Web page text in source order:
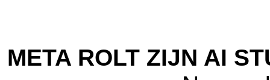
META ROLT ZIJN AI